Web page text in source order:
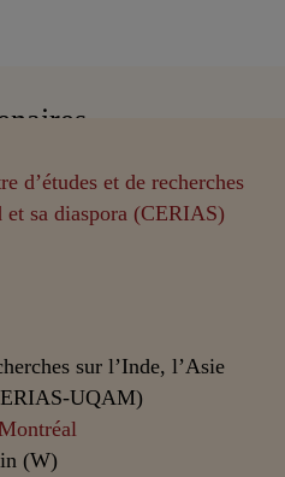
sur l’Inde, l’Asie
UQAM)
(W)